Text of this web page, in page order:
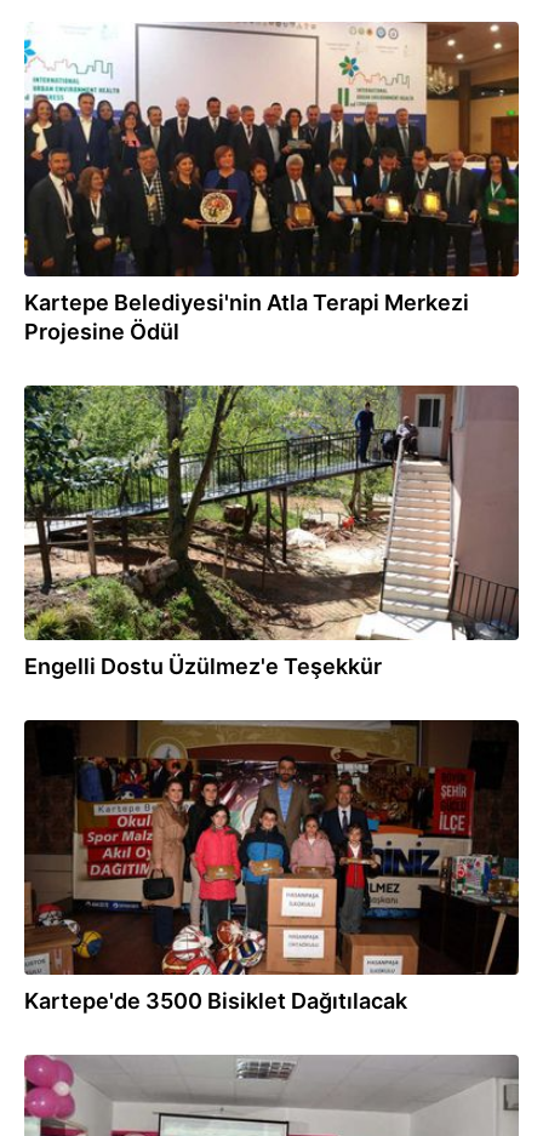
Kartepe Belediyesi'nin Atla Terapi Merkezi
Projesine Ödül
06.04.2018
Engelli Dostu Üzülmez'e Teşekkür
Kartepe'de 3500 Bisiklet Dağıtılacak
16.03.2018